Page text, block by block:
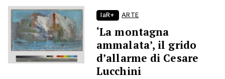
laR+ ARTE
‘La montagna
ammalata’, il grido
d’allarme di Cesare
Lucchini